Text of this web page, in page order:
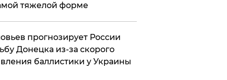
тяжелой форме
прогнозирует России
Донецка из-за скорого
баллистики у Украины